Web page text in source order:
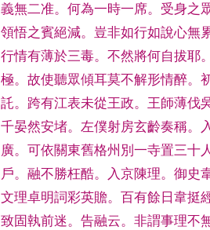
義無二准。何為一時一席。 受身之
領悟之賓絕減。 豈非如行如說心無
行情有薄於三毒。不然將何自拔耶
極。故使聽眾傾耳莫不解形情醉。
託。 跨有江表未從王政。王師薄伐
千晏然安堵。左僕射房玄齡奏稱。
廣。可依關東舊格州別一寺置三十
戶。融不勝枉酷。 入京陳理。御史
文理卓明詞彩英贍。
百有餘日韋挺
致固執前迷。告融云。非謂事理不